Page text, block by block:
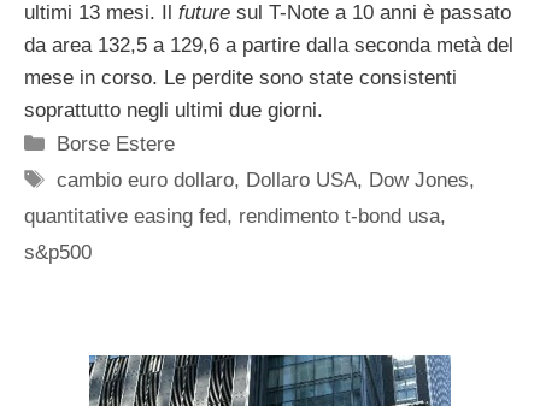
ultimi 13 mesi. Il future sul T-Note a 10 anni è passato
da area 132,5 a 129,6 a partire dalla seconda metà del
mese in corso. Le perdite sono state consistenti
soprattutto negli ultimi due giorni.
Categorie
Borse Estere
Tag
cambio euro dollaro, Dollaro USA, Dow Jones,
quantitative easing fed, rendimento t-bond usa,
s&p500